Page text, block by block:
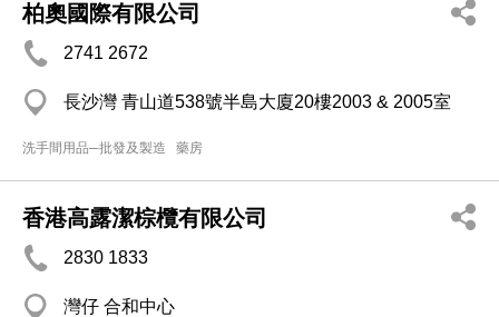
柏奧國際有限公司
2741 2672
長沙灣 青山道538號半島大廈20樓2003 & 2005室
洗手間用品─批發及製造 藥房
香港高露潔棕欖有限公司
2830 1833
灣仔 合和中心